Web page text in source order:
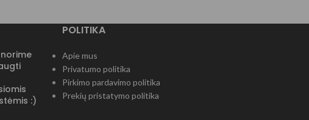
:)
POLITIKA
Apie mus
Privatumo politika
Pirkimo pardavimo politika
Prekių pristatymo politika